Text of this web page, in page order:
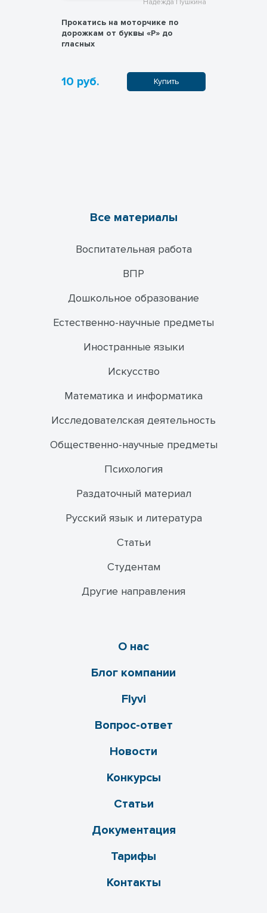
Надежда Пушкина
Прокатись на моторчике по
дорожкам от буквы «Р» до
гласных
10 руб. Купить
Все материалы
Воспитательная работа
ВПР
Дошкольное образование
Естественно-научные предметы
Иностранные языки
Искусство
Математика и информатика
Исследователская деятельность
Общественно-научные предметы
Психология
Раздаточный материал
Русский язык и литература
Статьи
Студентам
Другие направления
О нас
Блог компании
Flyvi
Вопрос-ответ
Новости
Конкурсы
Статьи
Документация
Тарифы
Контакты